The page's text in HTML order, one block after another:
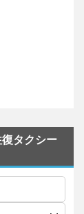
タクシー